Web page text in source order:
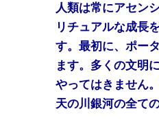
人類は常にアセン
リチュアルな成長
す。最初に、ポー
ます。多くの文明
やってはきません
天の川銀河の全て